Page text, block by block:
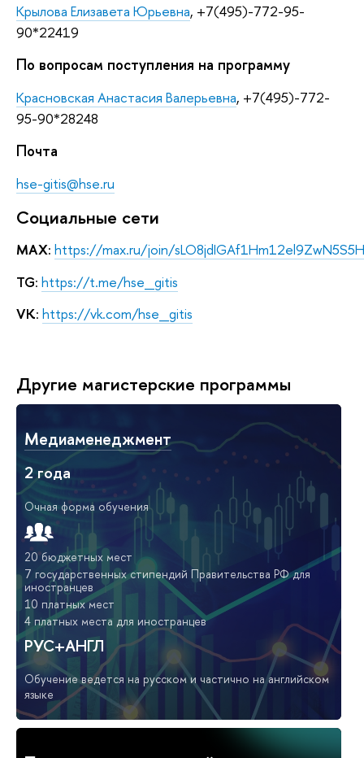
Крылова Елизавета Юрьевна, +7(495)-772-95-
90*22419
По вопросам поступления на программу
Красновская Анастасия Валерьевна, +7(495)-772-
95-90*28248
Почта
hse-gitis@hse.ru
Социальные сети
МАХ: https://max.ru/join/
TG: https://t.me/hse_gitis
VK: https://vk.com/hse_gitis
Другие магистерские программы
Медиаменеджмент
2 года
Очная форма обучения
20 бюджетных мест
7 государственных стипендий Правительства РФ для
иностранцев
10 платных мест
4 платных места для иностранцев
РУС+АНГЛ
Обучение ведется на русском и частично на английском
языке